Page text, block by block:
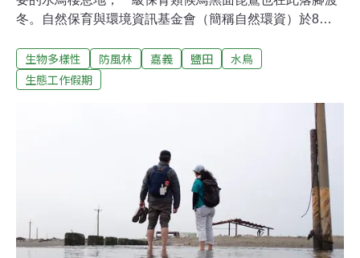
冬。自然保育與環境資訊基金會（簡稱自然環資）於8月
52株海岸林樹苗，為候鳥打造棲息環境，共同守護美好的
濕地生態。Timberland志工的第一站來到位於嘉義縣東石
設計顧問有限公司負責人蔡福昌老師的解說，一邊用雙眼
記錄下美麗的景觀及特殊的生態。更從沉沒在水中、被泥
沙覆蓋的殘屋片瓦，見證鹽業發展的昔日風采與歷史脈
經許多變遷，由於填海造陸、上游建造水壩等影響，泥沙
不斷流失，導致海岸線持續地縮減。海上風力發電機的所
在處，過去曾是綿延兩百多公尺長的海岸森林。蔡福昌也
說，白水湖壽島面臨地層下陷、海水倒灌等衝擊，地景大
生物多樣性 防風林 嘉義 鹽田
水鳥
生態工作假期